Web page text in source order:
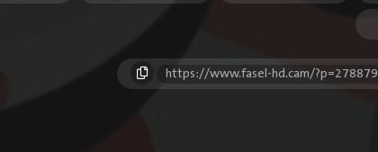
https://www.fasel-hd.cam/?p=278879